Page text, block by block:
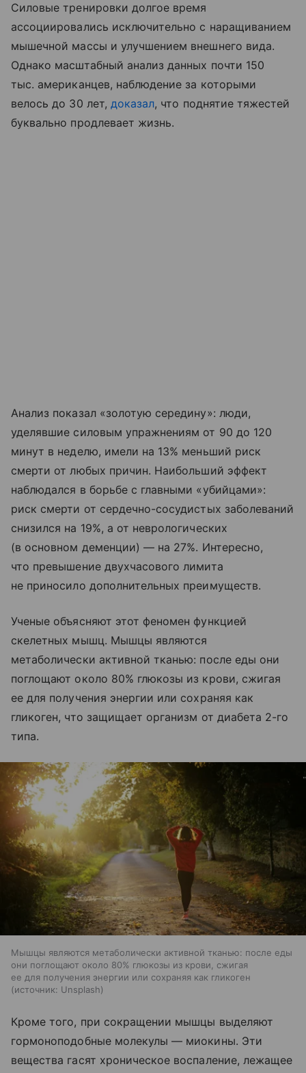
Силовые тренировки долгое время
ассоциировались исключительно с наращиванием
мышечной массы и улучшением внешнего вида.
Однако масштабный анализ данных почти 150
тыc. американцев, наблюдение за которыми
велось до 30 лет, доказал, что поднятие тяжестей
буквально продлевает жизнь.
Анализ показал «золотую середину»: люди,
уделявшие силовым упражнениям от 90 до 120
минут в неделю, имели на 13% меньший риск
смерти от любых причин. Наибольший эффект
наблюдался в борьбе с главными «убийцами»:
риск смерти от сердечно-сосудистых заболеваний
снизился на 19%, а от неврологических
(в основном деменции) — на 27%. Интересно,
что превышение двухчасового лимита
не приносило дополнительных преимуществ.
Ученые объясняют этот феномен функцией
скелетных мышц. Мышцы являются
метаболически активной тканью: после еды они
поглощают около 80% глюкозы из крови, сжигая
ее для получения энергии или сохраняя как
гликоген, что защищает организм от диабета 2-го
типа.
Мышцы являются метаболически активной тканью: после еды
они поглощают около 80% глюкозы из крови, сжигая
ее для получения энергии или сохраняя как гликоген
источник: Unsplash
Кроме того, при сокращении мышцы выделяют
гормоноподобные молекулы — миокины. Эти
вещества гасят хроническое воспаление, лежащее